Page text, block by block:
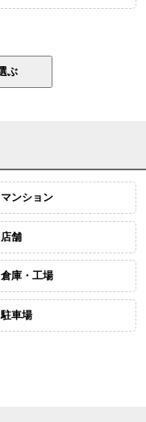
マンション
店舗
倉庫・工場
駐車場